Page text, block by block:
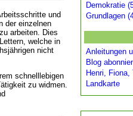
und
der einzelnen
arbeiten. Dies
welche in
nicht
schnelllebigen
zu widmen.
Demokratie
Grundlagen
Anleitungen
Blog
Henri, Fiona,
Landkarte